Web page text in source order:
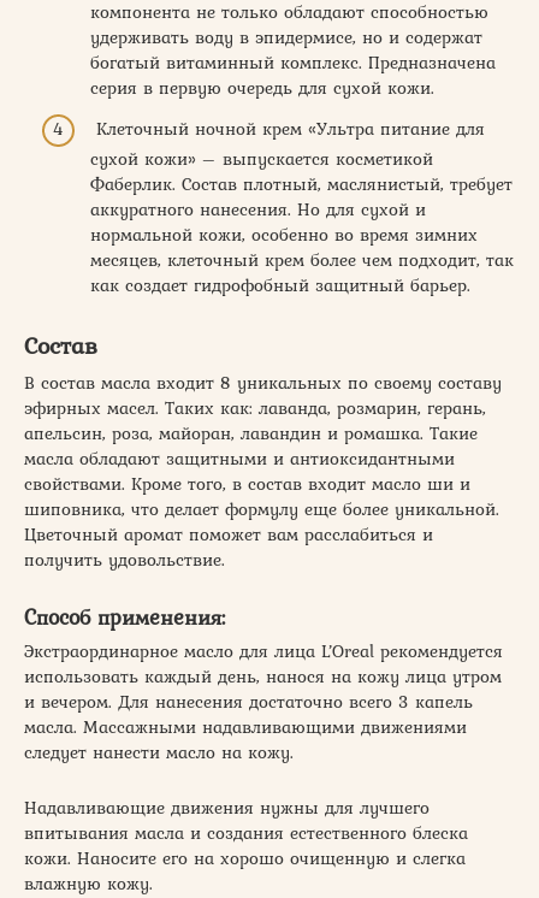
компонента не только обладают способностью
удерживать воду в эпидермисе, но и содержат
богатый витаминный комплекс. Предназначена
серия в первую очередь для сухой кожи.
Клеточный ночной крем «Ультра питание для
сухой кожи» – выпускается косметикой
Фаберлик. Состав плотный, маслянистый, требует
аккуратного нанесения. Но для сухой и
нормальной кожи, особенно во время зимних
месяцев, клеточный крем более чем подходит, так
как создает гидрофобный защитный барьер.
Состав
В состав масла входит 8 уникальных по своему составу
эфирных масел. Таких как: лаванда, розмарин, герань,
апельсин, роза, майоран, лавандин и ромашка. Такие
масла обладают защитными и антиоксидантными
свойствами. Кроме того, в состав входит масло ши и
шиповника, что делает формулу еще более уникальной.
Цветочный аромат поможет вам расслабиться и
получить удовольствие.
Способ применения:
Экстраординарное масло для лица L’Oreal рекомендуется
использовать каждый день, нанося на кожу лица утром
и вечером. Для нанесения достаточно всего 3 капель
масла. Массажными надавливающими движениями
следует нанести масло на кожу.
Надавливающие движения нужны для лучшего
впитывания масла и создания естественного блеска
кожи. Наносите его на хорошо очищенную и слегка
влажную кожу.